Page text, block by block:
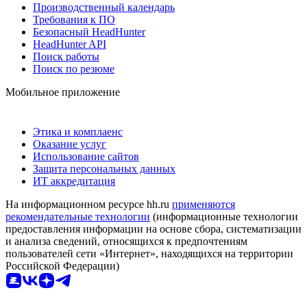
Производственный календарь
Требования к ПО
Безопасный HeadHunter
HeadHunter API
Поиск работы
Поиск по резюме
Мобильное приложение
Этика и комплаенс
Оказание услуг
Использование сайтов
Защита персональных данных
ИТ аккредитация
На информационном ресурсе hh.ru применяются
рекомендательные технологии (информационные технологии
предоставления информации на основе сбора, систематизации
и анализа сведений, относящихся к предпочтениям
пользователей сети «Интернет», находящихся на территории
Российской Федерации)